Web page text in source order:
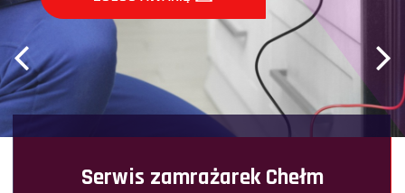
Serwis zamrażarek Chełm